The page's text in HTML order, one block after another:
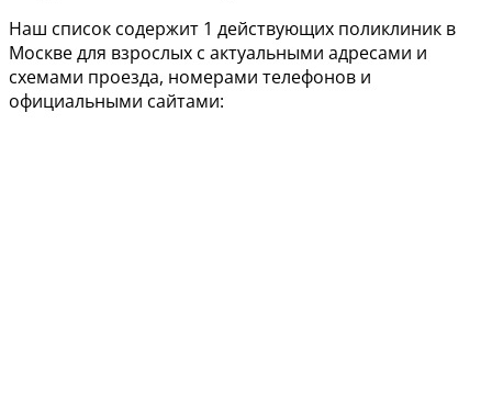
Наш список содержит 1 действующих поликлиник в
Москве для взрослых с актуальными адресами и
схемами проезда, номерами телефонов и
официальными сайтами: